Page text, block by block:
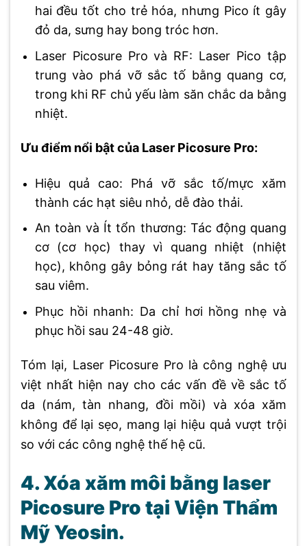
hai đều tốt cho trẻ hóa, nhưng Pico ít gây
đỏ da, sưng hay bong tróc hơn.
Laser Picosure Pro và RF: Laser Pico tập
trung vào phá vỡ sắc tố bằng quang cơ,
trong khi RF chủ yếu làm săn chắc da bằng
nhiệt.
Ưu điểm nổi bật của Laser Picosure Pro:
Hiệu quả cao: Phá vỡ sắc tố/mực xăm
thành các hạt siêu nhỏ, dễ đào thải.
An toàn và Ít tổn thương: Tác động quang
cơ (cơ học) thay vì quang nhiệt (nhiệt
học), không gây bỏng rát hay tăng sắc tố
sau viêm.
Phục hồi nhanh: Da chỉ hơi hồng nhẹ và
phục hồi sau 24-48 giờ.
Tóm lại, Laser Picosure Pro là công nghệ ưu
việt nhất hiện nay cho các vấn đề về sắc tố
da (nám, tàn nhang, đồi mồi) và xóa xăm
không để lại sẹo, mang lại hiệu quả vượt trội
so với các công nghệ thế hệ cũ.
4. Xóa xăm môi bằng laser
Picosure Pro tại Viện Thẩm
Mỹ Yeosin.